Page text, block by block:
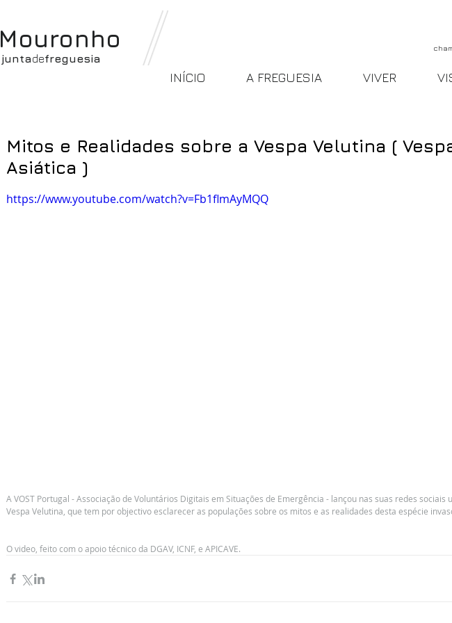
Mouronho
juntadefreguesia
INÍCIO A FREGUESIA VIVER
Mitos e Realidades sobre a Vespa Velutina (
Asiática )
https://www.youtube.com/watch?v=Fb1flmAyMQQ
A VOST Portugal - Associação de Voluntários Digitais em Situações de Emergência - lançou nas suas redes sociais
Vespa Velutina, que tem por objectivo esclarecer as populações sobre os mitos e as realidades desta espécie
O video, feito com o apoio técnico da DGAV, ICNF, e APICAVE.